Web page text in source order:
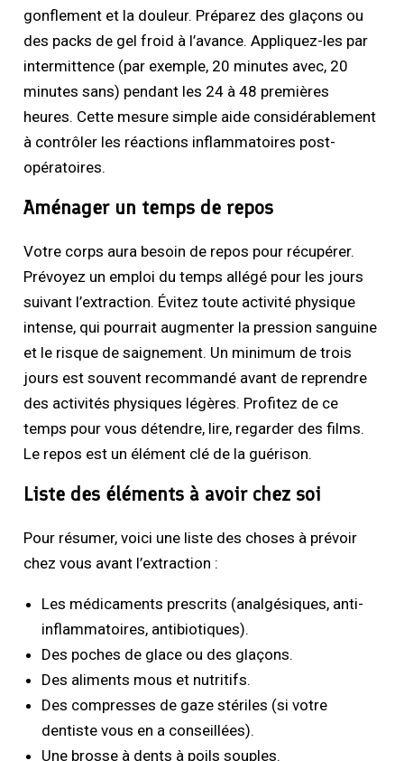
gonflement et la douleur. Préparez des glaçons ou
des packs de gel froid à l’avance. Appliquez-les par
intermittence (par exemple, 20 minutes avec, 20
minutes sans) pendant les 24 à 48 premières
heures. Cette mesure simple aide considérablement
à contrôler les réactions inflammatoires post-
opératoires.
Aménager un temps de repos
Votre corps aura besoin de repos pour récupérer.
Prévoyez un emploi du temps allégé pour les jours
suivant l’extraction. Évitez toute activité physique
intense, qui pourrait augmenter la pression sanguine
et le risque de saignement. Un minimum de trois
jours est souvent recommandé avant de reprendre
des activités physiques légères. Profitez de ce
temps pour vous détendre, lire, regarder des films.
Le repos est un élément clé de la guérison.
Liste des éléments à avoir chez soi
Pour résumer, voici une liste des choses à prévoir
chez vous avant l’extraction :
Les médicaments prescrits (analgésiques, anti-
inflammatoires, antibiotiques).
Des poches de glace ou des glaçons.
Des aliments mous et nutritifs.
Des compresses de gaze stériles (si votre
dentiste vous en a conseillées).
Une brosse à dents à poils souples.